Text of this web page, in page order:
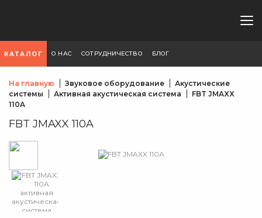
КАТАЛОГ О НАС СОТРУДНИЧЕСТВО БЛОГ
На главную Звуковое оборудование
Акустические
системы
Активная акустическая система
FBT JMAXX
110A
FBT JMAXX 110A